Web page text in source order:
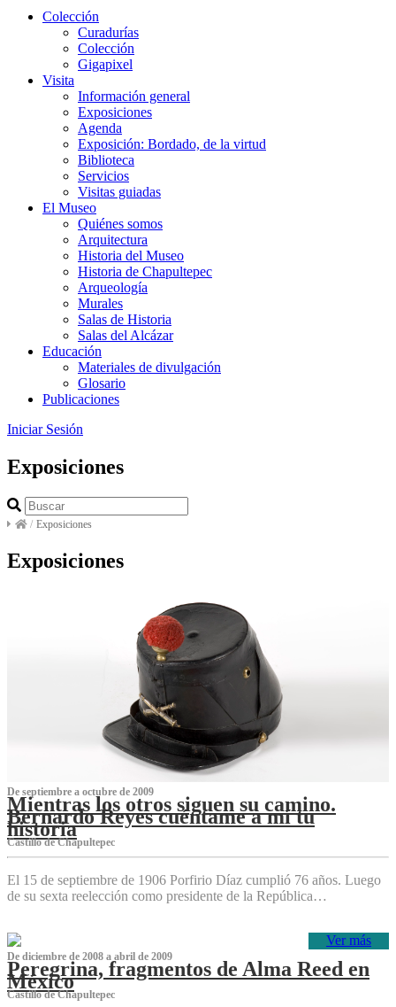
Colección
Curadurías
Colección
Gigapixel
Visita
Información general
Exposiciones
Agenda
Exposición: Bordado, de la virtud
Biblioteca
Servicios
Visitas guiadas
El Museo
Quiénes somos
Arquitectura
Historia del Museo
Historia de Chapultepec
Arqueología
Murales
Salas de Historia
Salas del Alcázar
Educación
Materiales de divulgación
Glosario
Publicaciones
Iniciar Sesión
Exposiciones
/ Exposiciones
Exposiciones
De septiembre a octubre de 2009
Mientras los otros siguen su camino.
Bernardo Reyes cuéntame a mí tu
historia
Castillo de Chapultepec
El 15 de septiembre de 1906 Porfirio Díaz cumplió 76 años. Luego
de su sexta reelección como presidente de la República…
Ver más
De diciembre de 2008 a abril de 2009
Peregrina, fragmentos de Alma Reed en
México
Castillo de Chapultepec